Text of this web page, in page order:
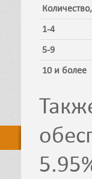
1-4
5-9
10 и более